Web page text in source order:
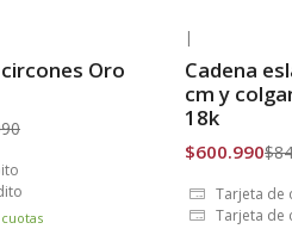
Oro
cuotas
Envío Gratis
|
Cadena
cm y
18k
$600.990
Tarjeta de
Tarjeta de